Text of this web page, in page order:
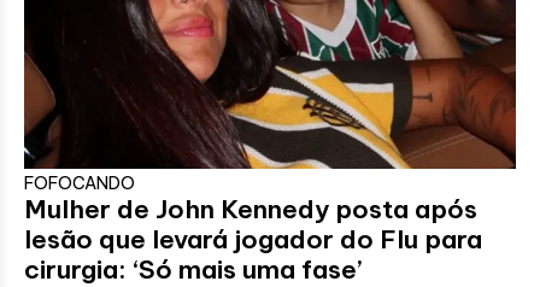
FOFOCANDO
Mulher de John Kennedy posta após
lesão que levará jogador do Flu para
cirurgia: ‘Só mais uma fase’